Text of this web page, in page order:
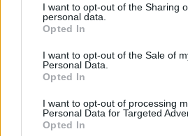
not limited to your visit or usage
grant or deny consent to Google and
use your data for below specified
consent section.
I want to opt-out of the Sharing
personal data.
Opted In
I want to opt-out of the Sale of
Personal Data.
Opted In
I want to opt-out of processing
Personal Data for Targeted
Opted In